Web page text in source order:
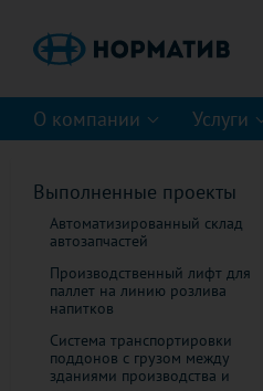
О компании Услуги
Выполненные проекты
Автоматизированный склад
автозапчастей
Производственный лифт для
паллет на линию розлива
напитков
Система транспортировки
поддонов с грузом между
зданиями производства и